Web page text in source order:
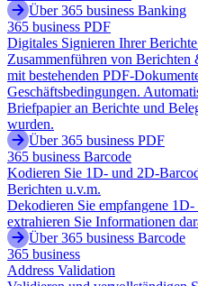
Über 365 business Banking
365 business PDF
Digitales Signieren Ihrer
Zusammenführen von Berichten
mit bestehenden PDF-
Geschäftsbedingungen.
Briefpapier an Berichte und
wurden.
Über 365 business PDF
365 business Barcode
Kodieren Sie 1D- und 2D-
Berichten u.v.m.
Dekodieren Sie empfangene
extrahieren Sie Informationen
Über 365 business Barcode
365 business
Address Validation